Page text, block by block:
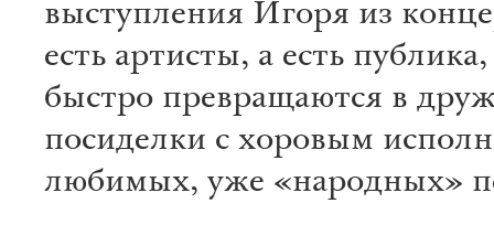
выступления Игоря из
есть артисты, а есть
быстро превращаются в
посиделки с хоровым
любимых, уже «народных»